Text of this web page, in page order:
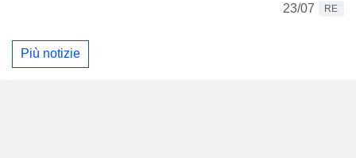
23/07
RE
Più notizie